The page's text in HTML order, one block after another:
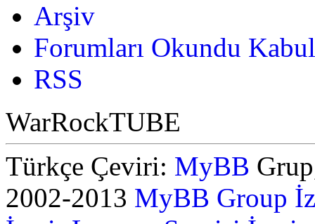
Arşiv
Forumları Okundu
RSS
WarRockTUBE
Türkçe Çeviri: MyBB
2002-2013 MyBB Group